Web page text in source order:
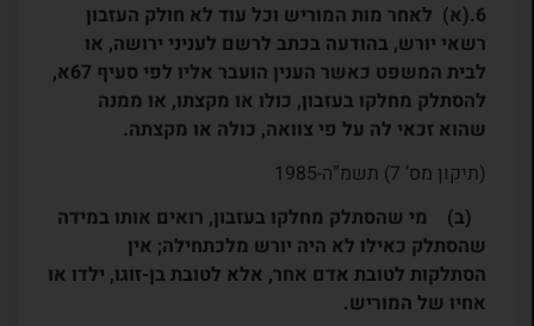
6.(א) לאחר מות המוריש וכל עוד לא חולק העזבון
רשאי יורש, בהודעה בכתב לרשם לעניני ירושה, או
לבית המשפט כאשר הענין הועבר אליו לפי סעיף 67א,
להסתלק מחלקו בעזבון, כולו או מקצתו, או ממנה
שהוא זכאי לה על פי צוואה, כולה או מקצתה.
(תיקון מס’ 7) תשמ”ה-1985
(ב) מי שהסתלק מחלקו בעזבון, רואים אותו במידה
שהסתלק כאילו לא היה יורש מלכתחילה; אין
הסתלקות לטובת אדם אחר, אלא לטובת בן-זוגו, ילדו או
אחיו של המוריש.